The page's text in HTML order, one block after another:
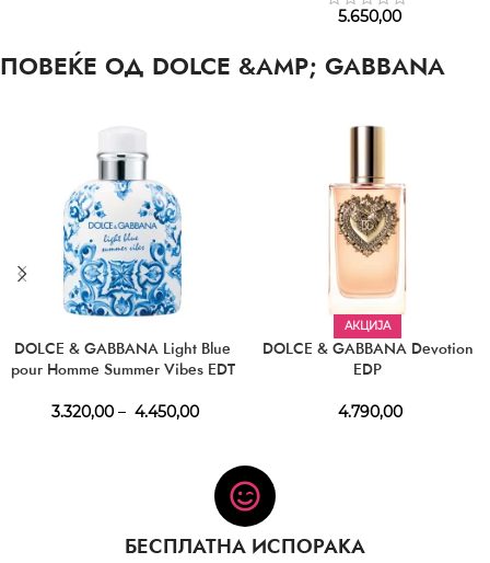
5.650,00
ПОВЕЌЕ ОД DOLCE &AMP; GABBANA
DOLCE & GABBANA Light Blue
pour Homme Summer Vibes EDT
3.320,00 – 4.450,00
АКЦИЈА
DOLCE & GABBANA Devotion
EDP
4.790,00
БЕСПЛАТНА ИСПОРАКА